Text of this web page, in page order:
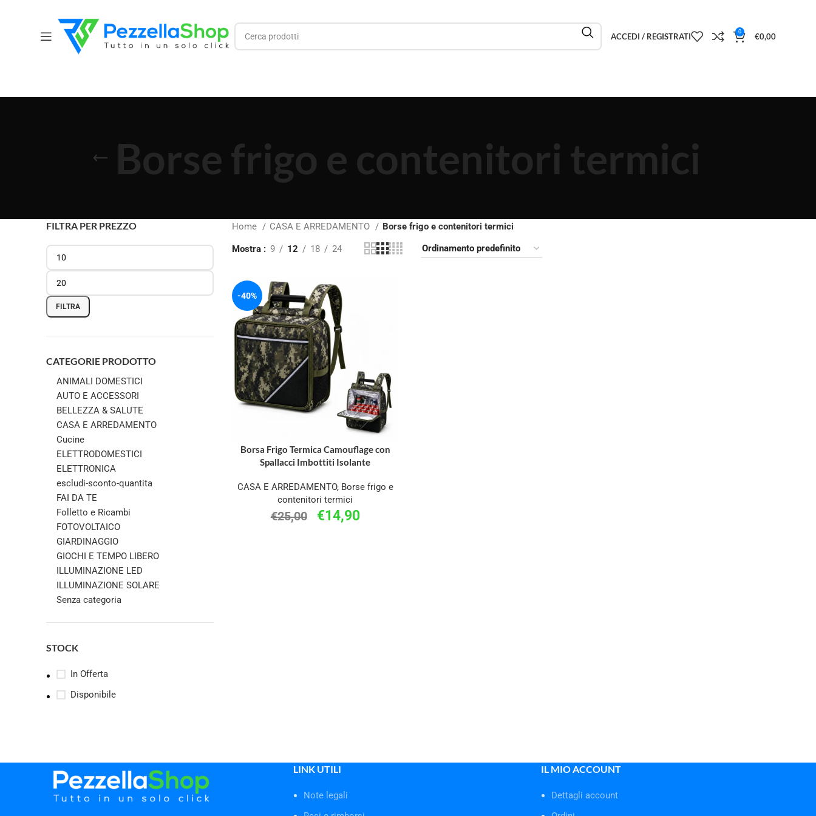
ACCEDI / REGISTRATI 0 €0,00
Borse frigo e contenitori termici
FILTRA PER PREZZO
FILTRA
CATEGORIE PRODOTTO
ANIMALI DOMESTICI
AUTO E ACCESSORI
BELLEZZA & SALUTE
CASA E ARREDAMENTO
Cucine
ELETTRODOMESTICI
ELETTRONICA
escludi-sconto-quantita
FAI DA TE
Folletto e Ricambi
FOTOVOLTAICO
GIARDINAGGIO
GIOCHI E TEMPO LIBERO
ILLUMINAZIONE LED
ILLUMINAZIONE SOLARE
Senza categoria
STOCK
In Offerta
Disponibile
Home CASA E ARREDAMENTO Borse frigo e contenitori termici
Mostra 9 12 18 24
-40%
Borsa Frigo Termica Camouflage con
Spallacci Imbottiti Isolante
CASA E ARREDAMENTO, Borse frigo e
contenitori termici
€25,00 €14,90
LINK UTILI
Note legali
IL MIO ACCOUNT
Dettagli account